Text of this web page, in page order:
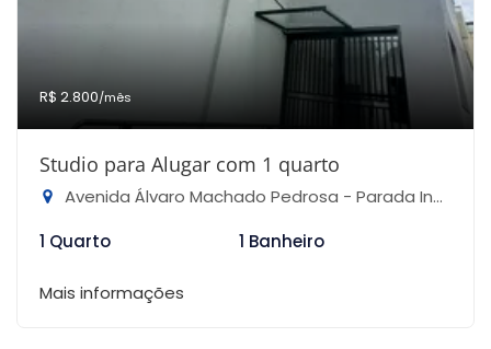
R$ 2.800/mês
Studio para Alugar com 1 quarto
Avenida Álvaro Machado Pedrosa - Parada Inglesa, São Paulo-SP
1 Quarto
1 Banheiro
Mais informações